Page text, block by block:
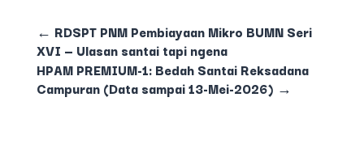
← RDSPT PNM Pembiayaan Mikro BUMN Seri
XVI — Ulasan santai tapi ngena
HPAM PREMIUM-1: Bedah Santai Reksadana
Campuran (Data sampai 13-Mei-2026) →